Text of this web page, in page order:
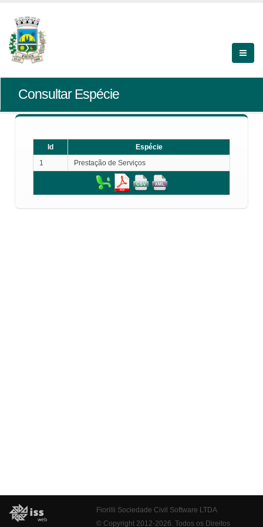
Consultar Espécie
Id
Espécie
1
Prestação de Serviços
Fiorilli Sociedade Civil Software LTDA
© Copyright 2012-2026. Todos os Direitos